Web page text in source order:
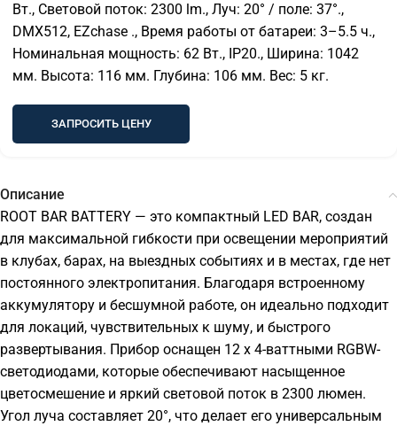
Вт., Световой поток: 2300 lm., Луч: 20° / поле: 37°.,
DMX512, EZchase ., Время работы от батареи: 3–5.5 ч.,
Номинальная мощность: 62 Вт., IP20., Ширина: 1042
мм. Высота: 116 мм. Глубина: 106 мм. Вес: 5 кг.
ЗАПРОСИТЬ ЦЕНУ
Описание
ROOT BAR BATTERY — это компактный LED BAR, создан
для максимальной гибкости при освещении мероприятий
в клубах, барах, на выездных событиях и в местах, где нет
постоянного электропитания. Благодаря встроенному
аккумулятору и бесшумной работе, он идеально подходит
для локаций, чувствительных к шуму, и быстрого
развертывания. Прибор оснащен 12 х 4-ваттными RGBW-
светодиодами, которые обеспечивают насыщенное
цветосмешение и яркий световой поток в 2300 люмен.
Угол луча составляет 20°, что делает его универсальным